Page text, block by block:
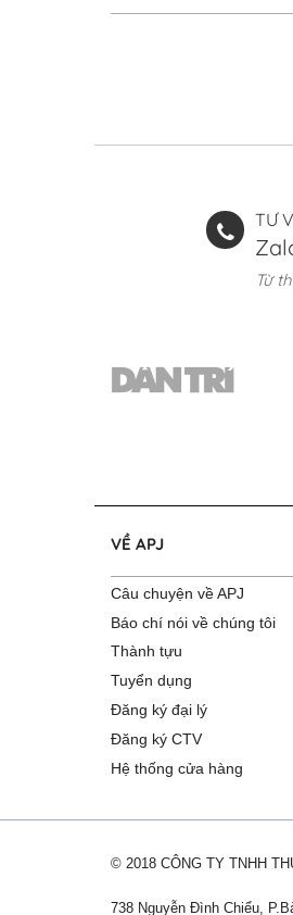
TƯ
Từ
VỀ APJ
Câu chuyện về APJ
Báo chí nói về chúng tôi
Thành tựu
Tuyển dụng
Đăng ký đại lý
Đăng ký CTV
Hệ thống cửa hàng
© 2018 CÔNG TY TNHH
738 Nguyễn Đình Chiểu,